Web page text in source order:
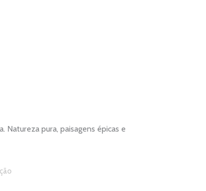
Natureza pura, paisagens épicas e